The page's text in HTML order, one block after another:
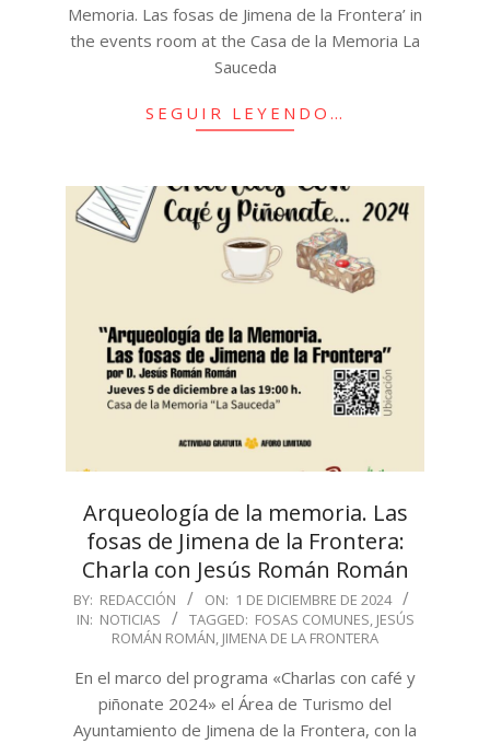
Memoria. Las fosas de Jimena de la Frontera’ in
the events room at the Casa de la Memoria La
Sauceda
SEGUIR LEYENDO…
Arqueología de la memoria. Las
fosas de Jimena de la Frontera:
Charla con Jesús Román Román
2024-
12-
BY: REDACCIÓN ON: 1 DE DICIEMBRE DE 2024
IN: NOTICIAS TAGGED: FOSAS COMUNES, JESÚS
ROMÁN ROMÁN, JIMENA DE LA FRONTERA
En el marco del programa «Charlas con café y
piñonate 2024» el Área de Turismo del
Ayuntamiento de Jimena de la Frontera, con la